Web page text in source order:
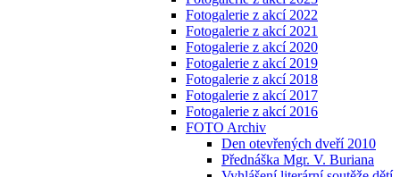
Fotogalerie z akcí 2022
Fotogalerie z akcí 2021
Fotogalerie z akcí 2020
Fotogalerie z akcí 2019
Fotogalerie z akcí 2018
Fotogalerie z akcí 2017
Fotogalerie z akcí 2016
FOTO Archiv
Den otevřených dveří 2010
Přednáška Mgr. V. Buriana